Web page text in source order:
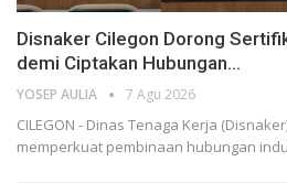
Disnaker Cilegon Dorong
demi Ciptakan Hubungan…
YOSEP AULIA 7 Agu 2026
CILEGON - Dinas Tenaga Kerja
memperkuat pembinaan hubungan